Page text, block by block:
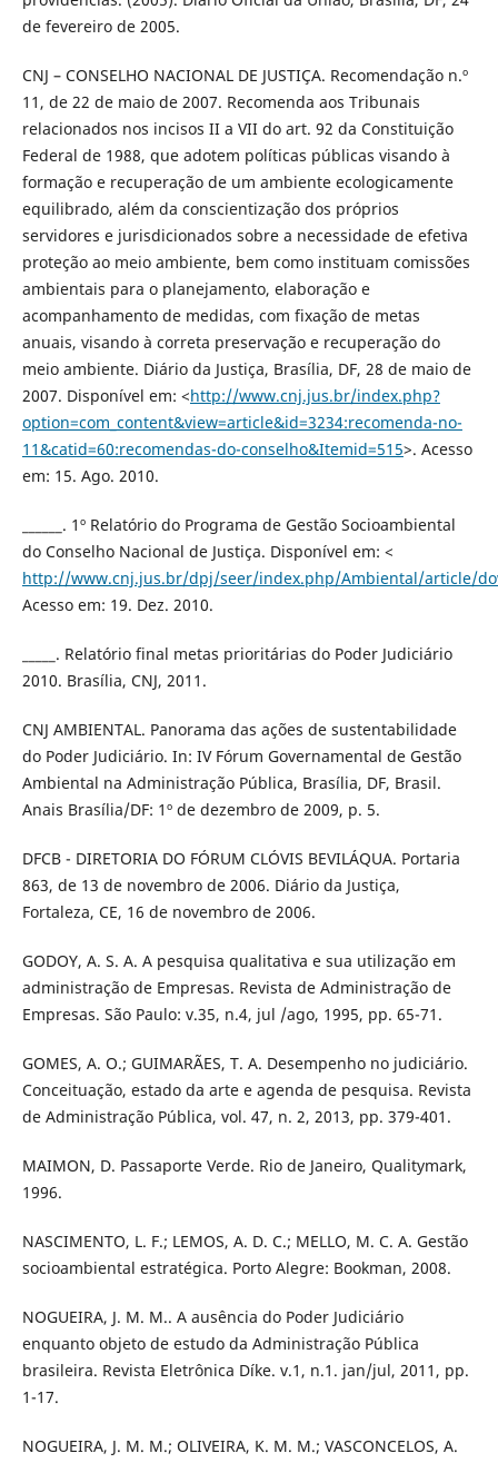
de fevereiro de 2005.
CNJ – CONSELHO NACIONAL DE JUSTIÇA. Recomendação n.º
11, de 22 de maio de 2007. Recomenda aos Tribunais
relacionados nos incisos II a VII do art. 92 da Constituição
Federal de 1988, que adotem políticas públicas visando à
formação e recuperação de um ambiente ecologicamente
equilibrado, além da conscientização dos próprios
servidores e jurisdicionados sobre a necessidade de efetiva
proteção ao meio ambiente, bem como instituam comissões
ambientais para o planejamento, elaboração e
acompanhamento de medidas, com fixação de metas
anuais, visando à correta preservação e recuperação do
meio ambiente. Diário da Justiça, Brasília, DF, 28 de maio de
2007. Disponível em: <http://www.cnj.jus.br/index.php?
option=com_content&view=article&id=3234:recomenda-no-
11&catid=60:recomendas-do-conselho&Itemid=515>. Acesso
em: 15. Ago. 2010.
______. 1º Relatório do Programa de Gestão Socioambiental
do Conselho Nacional de Justiça. Disponível em: <
http://www.cnj.jus.br/dpj/seer/index.php/Ambiental/article/
Acesso em: 19. Dez. 2010.
_____. Relatório final metas prioritárias do Poder Judiciário
2010. Brasília, CNJ, 2011.
CNJ AMBIENTAL. Panorama das ações de sustentabilidade
do Poder Judiciário. In: IV Fórum Governamental de Gestão
Ambiental na Administração Pública, Brasília, DF, Brasil.
Anais Brasília/DF: 1º de dezembro de 2009, p. 5.
DFCB - DIRETORIA DO FÓRUM CLÓVIS BEVILÁQUA. Portaria
863, de 13 de novembro de 2006. Diário da Justiça,
Fortaleza, CE, 16 de novembro de 2006.
GODOY, A. S. A. A pesquisa qualitativa e sua utilização em
administração de Empresas. Revista de Administração de
Empresas. São Paulo: v.35, n.4, jul /ago, 1995, pp. 65-71.
GOMES, A. O.; GUIMARÃES, T. A. Desempenho no judiciário.
Conceituação, estado da arte e agenda de pesquisa. Revista
de Administração Pública, vol. 47, n. 2, 2013, pp. 379-401.
MAIMON, D. Passaporte Verde. Rio de Janeiro, Qualitymark,
1996.
NASCIMENTO, L. F.; LEMOS, A. D. C.; MELLO, M. C. A. Gestão
socioambiental estratégica. Porto Alegre: Bookman, 2008.
NOGUEIRA, J. M. M.. A ausência do Poder Judiciário
enquanto objeto de estudo da Administração Pública
brasileira. Revista Eletrônica Díke. v.1, n.1. jan/jul, 2011, pp.
1-17.
NOGUEIRA, J. M. M.; OLIVEIRA, K. M. M.; VASCONCELOS, A.